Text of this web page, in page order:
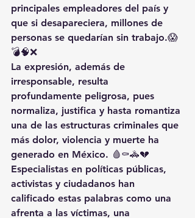
principales empleadores del país y
que si desapareciera, millones de
personas se quedarían sin trabajo.😱
💣🧠❌
La expresión, además de
irresponsable, resulta
profundamente peligrosa, pues
normaliza, justifica y hasta romantiza
una de las estructuras criminales que
más dolor, violencia y muerte ha
generado en México. 🩸⚰️🚓💔
Especialistas en políticas públicas,
activistas y ciudadanos han
calificado estas palabras como una
afrenta a las víctimas, una